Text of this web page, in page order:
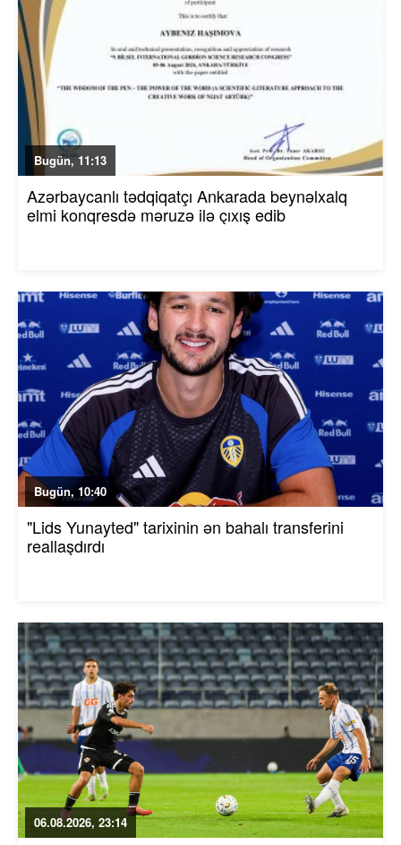
Bugün, 11:13
Azərbaycanlı tədqiqatçı Ankarada beynəlxalq
elmi konqresdə məruzə ilə çıxış edib
Bugün, 10:40
"Lids Yunayted" tarixinin ən bahalı transferini
reallaşdırdı
06.08.2026, 23:14